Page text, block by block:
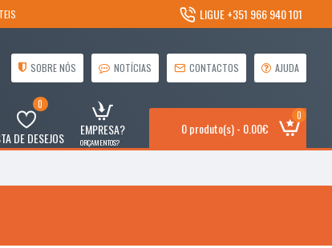
LIGUE +351 966 940 101
SOBRE NÓS NOTÍCIAS CONTACTOS AJUDA
DE DESEJOS
0
EMPRESA?
ORÇAMENTOS?
0 produto(s) - 0.00€
0